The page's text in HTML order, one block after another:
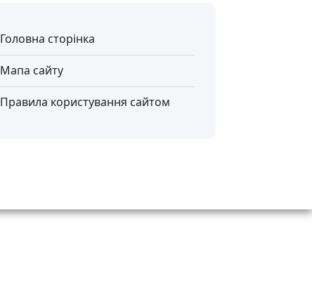
Головна сторінка
Мапа сайту
Правила користування сайтом